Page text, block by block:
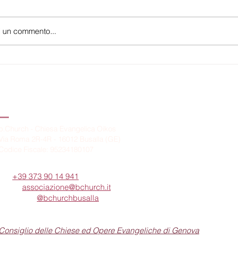
commento...
+39 373 90 14 941
associazione@bchurch.it
@bchurchbusalla
Consiglio delle Chiese ed Opere Evangeliche di Genova